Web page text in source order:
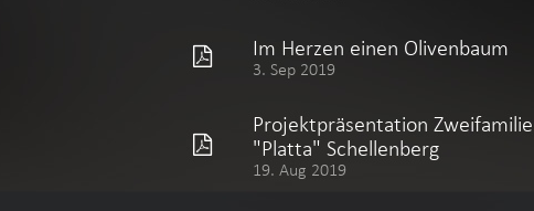
Im Herzen einen Olivenbaum
3. Sep 2019
Projektpräsentation
"Platta" Schellenberg
19. Aug 2019